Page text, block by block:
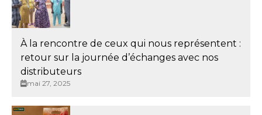
À la rencontre de ceux qui nous représentent :
retour sur la journée d’échanges avec nos
distributeurs
mai 27, 2025